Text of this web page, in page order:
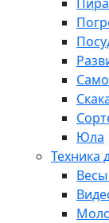
Юла
Техника